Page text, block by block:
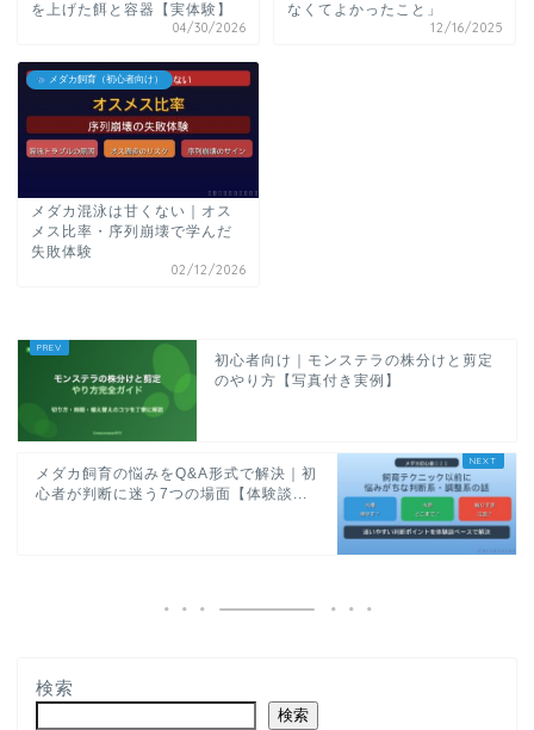
を上げた餌と容器【実体験】
04/30/2026
なくてよかったこと」
12/16/2025
メダカ飼育（初心者向け）
メダカ混泳は甘くない｜オス
メス比率・序列崩壊で学んだ
失敗体験
02/12/2026
初心者向け｜モンステラの株分けと剪定
のやり方【写真付き実例】
メダカ飼育の悩みをQ&A形式で解決｜初
心者が判断に迷う7つの場面【体験談...
検索
検索